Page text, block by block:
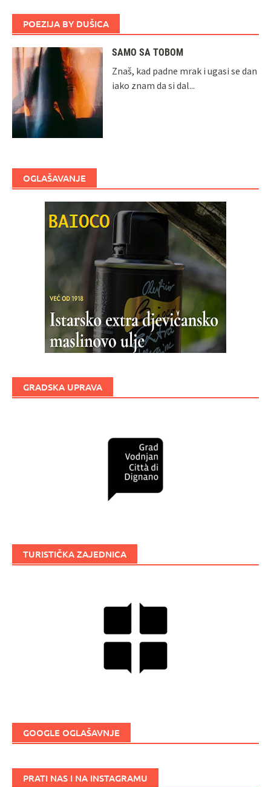
POEZIJA BY DUŠICA
SAMO SA TOBOM
Znaš, kad padne mrak i ugasi se dan
iako znam da si dal...
OGLAŠAVANJE
GRADSKA UPRAVA
TURISTIČKA ZAJEDNICA
GOOGLE OGLAŠAVNJE
PRATI NAS I NA INSTAGRAMU